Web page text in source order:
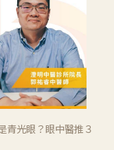
青光眼？眼中醫推３